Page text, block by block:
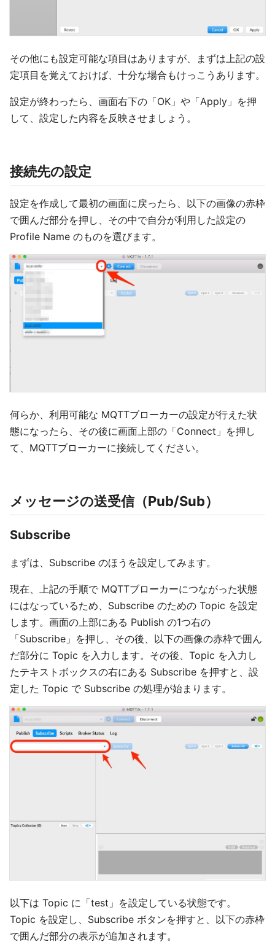
その他にも設定可能な項目はありますが、まずは上記の設
定項目を覚えておけば、十分な場合もけっこうあります。
設定が終わったら、画面右下の「OK」や「Apply」を押
して、設定した内容を反映させましょう。
接続先の設定
設定を作成して最初の画面に戻ったら、以下の画像の赤枠
で囲んだ部分を押し、その中で自分が利用した設定の
Profile Name のものを選びます。
何らか、利用可能な MQTTブローカーの設定が行えた状
態になったら、その後に画面上部の「Connect」を押し
て、MQTTブローカーに接続してください。
メッセージの送受信（Pub/Sub）
Subscribe
まずは、Subscribe のほうを設定してみます。
現在、上記の手順で MQTTブローカーにつながった状態
にはなっているため、Subscribe のための Topic を設定
します。画面の上部にある Publish の1つ右の
「Subscribe」を押し、その後、以下の画像の赤枠で囲ん
だ部分に Topic を入力します。その後、Topic を入力し
たテキストボックスの右にある Subscribe を押すと、設
定した Topic で Subscribe の処理が始まります。
以下は Topic に「test」を設定している状態です。
Topic を設定し、Subscribe ボタンを押すと、以下の赤枠
で囲んだ部分の表示が追加されます。